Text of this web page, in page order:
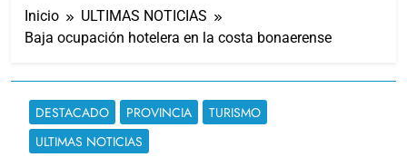
Inicio
ULTIMAS NOTICIAS
Baja ocupación hotelera en la costa bonaerense
DESTACADO PROVINCIA
TURISMO
ULTIMAS NOTICIAS